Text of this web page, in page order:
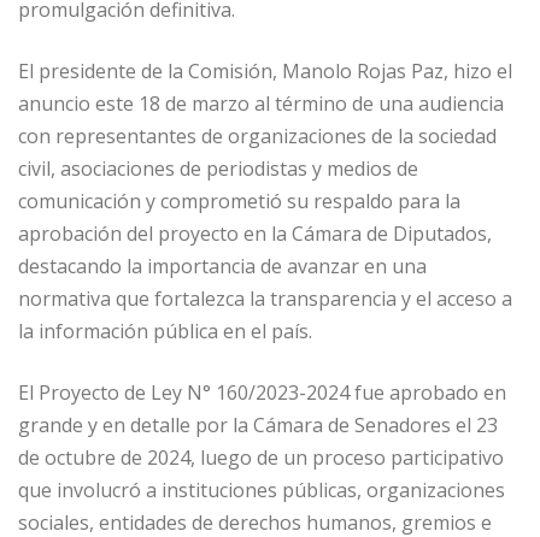
promulgación definitiva.
El presidente de la Comisión, Manolo Rojas Paz, hizo el
anuncio este 18 de marzo al término de una audiencia
con representantes de organizaciones de la sociedad
civil, asociaciones de periodistas y medios de
comunicación y comprometió su respaldo para la
aprobación del proyecto en la Cámara de Diputados,
destacando la importancia de avanzar en una
normativa que fortalezca la transparencia y el acceso a
la información pública en el país.
El Proyecto de Ley N° 160/2023-2024 fue aprobado en
grande y en detalle por la Cámara de Senadores el 23
de octubre de 2024, luego de un proceso participativo
que involucró a instituciones públicas, organizaciones
sociales, entidades de derechos humanos, gremios e